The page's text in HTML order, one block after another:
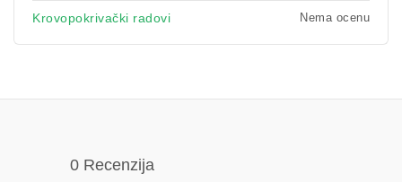
Krovopokrivački radovi Nema ocenu
0 Recenzija